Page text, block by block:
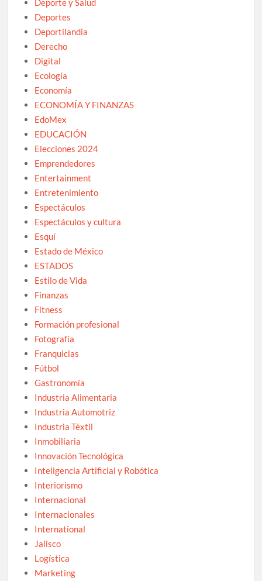
Deporte y Salud
Deportes
Deportilandia
Derecho
Digital
Ecología
Economía
ECONOMÍA Y FINANZAS
EdoMex
EDUCACIÓN
Elecciones 2024
Emprendedores
Entertainment
Entretenimiento
Espectáculos
Espectáculos y cultura
Esquí
Estado de México
ESTADOS
Estilo de Vida
Finanzas
Fitness
Formación profesional
Fotografía
Franquicias
Fútbol
Gastronomía
Industria Alimentaria
Industria Automotriz
Industria Téxtil
Inmobiliaria
Innovación Tecnológica
Inteligencia Artificial y Robótica
Interiorismo
Internacional
Internacionales
International
Jalisco
Logística
Marketing